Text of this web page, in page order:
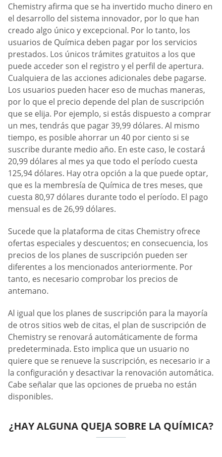
Chemistry afirma que se ha invertido mucho dinero en
el desarrollo del sistema innovador, por lo que han
creado algo único y excepcional. Por lo tanto, los
usuarios de Química deben pagar por los servicios
prestados. Los únicos trámites gratuitos a los que
puede acceder son el registro y el perfil de apertura.
Cualquiera de las acciones adicionales debe pagarse.
Los usuarios pueden hacer eso de muchas maneras,
por lo que el precio depende del plan de suscripción
que se elija. Por ejemplo, si estás dispuesto a comprar
un mes, tendrás que pagar 39,99 dólares. Al mismo
tiempo, es posible ahorrar un 40 por ciento si se
suscribe durante medio año. En este caso, le costará
20,99 dólares al mes ya que todo el período cuesta
125,94 dólares. Hay otra opción a la que puede optar,
que es la membresía de Química de tres meses, que
cuesta 80,97 dólares durante todo el período. El pago
mensual es de 26,99 dólares.
Sucede que la plataforma de citas Chemistry ofrece
ofertas especiales y descuentos; en consecuencia, los
precios de los planes de suscripción pueden ser
diferentes a los mencionados anteriormente. Por
tanto, es necesario comprobar los precios de
antemano.
Al igual que los planes de suscripción para la mayoría
de otros sitios web de citas, el plan de suscripción de
Chemistry se renovará automáticamente de forma
predeterminada. Esto implica que un usuario no
quiere que se renueve la suscripción, es necesario ir a
la configuración y desactivar la renovación automática.
Cabe señalar que las opciones de prueba no están
disponibles.
¿HAY ALGUNA QUEJA SOBRE LA QUÍMICA?